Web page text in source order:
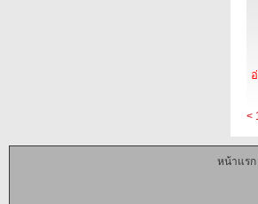
<
หน้าแรก|